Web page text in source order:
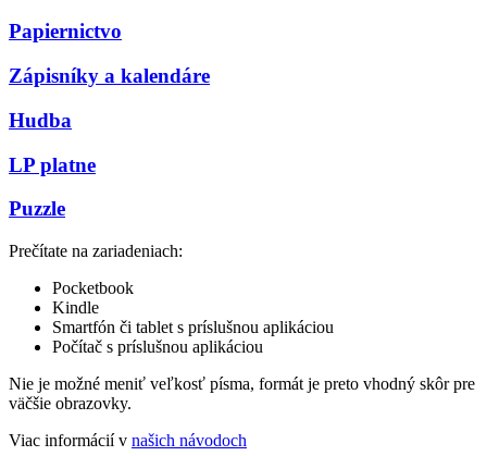
Papiernictvo
Zápisníky a kalendáre
Hudba
LP platne
Puzzle
Prečítate na zariadeniach:
Pocketbook
Kindle
Smartfón či tablet s príslušnou aplikáciou
Počítač s príslušnou aplikáciou
Nie je možné meniť veľkosť písma, formát je preto vhodný skôr pre
väčšie obrazovky.
Viac informácií v našich návodoch